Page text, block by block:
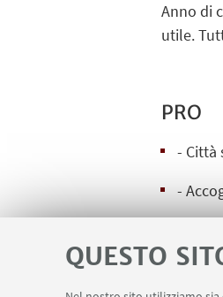
QUESTO
Anno di
utile.
PRO
- Città
-